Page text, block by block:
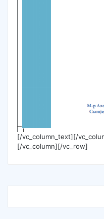
[/vc_column_text][/
[/vc_column][/vc_row]